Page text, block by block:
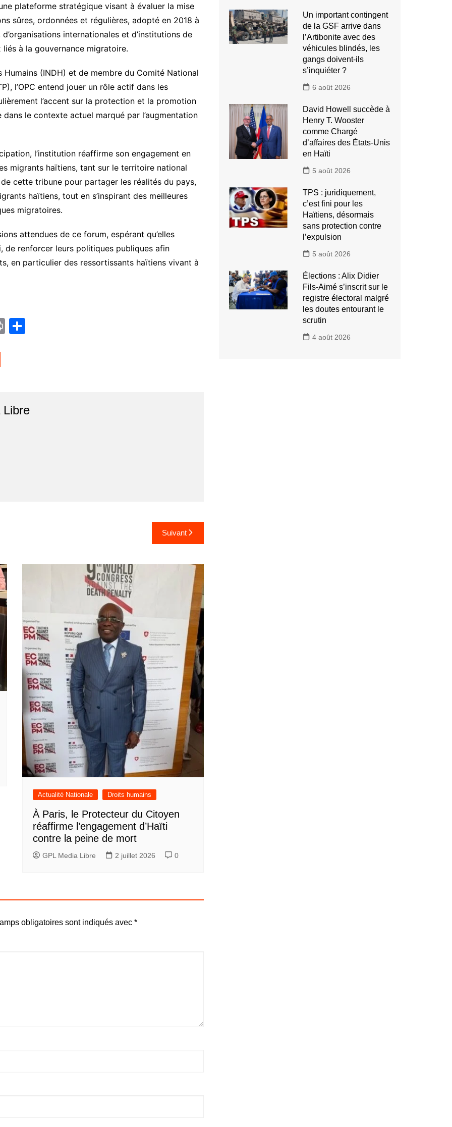
plateforme stratégique visant à évaluer la mise
sûres, ordonnées et régulières, adopté en 2018 à
internationales et d’institutions de
à la gouvernance migratoire.
(INDH) et de membre du Comité National
l’OPC entend jouer un rôle actif dans les
l’accent sur la protection et la promotion
le contexte actuel marqué par l’augmentation
l’institution réaffirme son engagement en
migrants haïtiens, tant sur le territoire national
de cette tribune pour partager les réalités du pays,
haïtiens, tout en s’inspirant des meilleures
migratoires.
attendues de ce forum, espérant qu’elles
renforcer leurs politiques publiques afin
en particulier des ressortissants haïtiens vivant à
Pr
Libre
Suivant
Actualité Nationale Droits humains
À Paris, le Protecteur du Citoyen
réaffirme l’engagement d’Haïti
contre la peine de mort
GPL Media Libre 2 juillet 2026 0
obligatoires sont indiqués avec *
Un important contingent
de la GSF arrive dans
l’Artibonite avec des
véhicules blindés, les
gangs doivent-ils
s’inquiéter ?
6 août 2026
David Howell succède à
Henry T. Wooster
comme Chargé
d’affaires des États-Unis
en Haïti
5 août 2026
TPS : juridiquement,
c’est fini pour les
Haïtiens, désormais
sans protection contre
l’expulsion
5 août 2026
Élections : Alix Didier
Fils-Aimé s’inscrit sur le
registre électoral malgré
les doutes entourant le
scrutin
4 août 2026